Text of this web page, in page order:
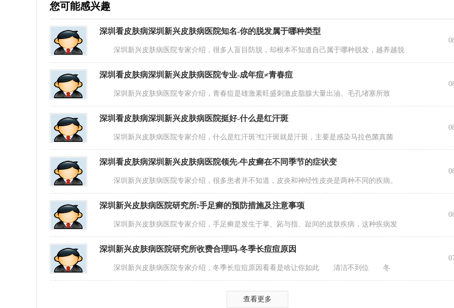
您可能感兴趣
深圳看皮肤病深圳新兴皮肤病医院知名-你的脱发属于哪种类型
深圳新兴皮肤病医院专家介绍，很多人盲目防脱，却根本不知道自己属于哪种脱发，越养越脱
深圳看皮肤病深圳新兴皮肤病医院专业-成年痘≠青春痘
深圳新兴皮肤病医院专家介绍，青春痘是雄激素旺盛刺激皮脂腺大量出油、毛孔堵塞所致
深圳看皮肤病深圳新兴皮肤病医院挺好-什么是红汗斑
深圳新兴皮肤病医院专家介绍，什么是红汗斑?红汗斑就是汗斑，主要是感染马拉色菌真菌
深圳看皮肤病深圳新兴皮肤病医院领先-牛皮癣在不同季节的症状变
深圳新兴皮肤病医院专家介绍，很多患者并不知道，皮炎和神经性皮炎是两种不同的疾病。
深圳新兴皮肤病医院研究所:手足癣的预防措施及注意事项
深圳新兴皮肤病医院专家介绍，手足癣是发生于掌、跖与指、趾间的皮肤疾病，这种疾病发
深圳新兴皮肤病医院研究所收费合理吗-冬季长痘痘原因
深圳新兴皮肤病医院专家介绍，冬季长痘痘原因看看是啥让你如此 清洁不到位 冬
查看更多